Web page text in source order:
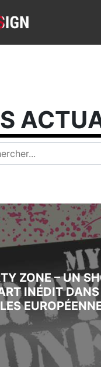
ZONE – UN
INÉDIT